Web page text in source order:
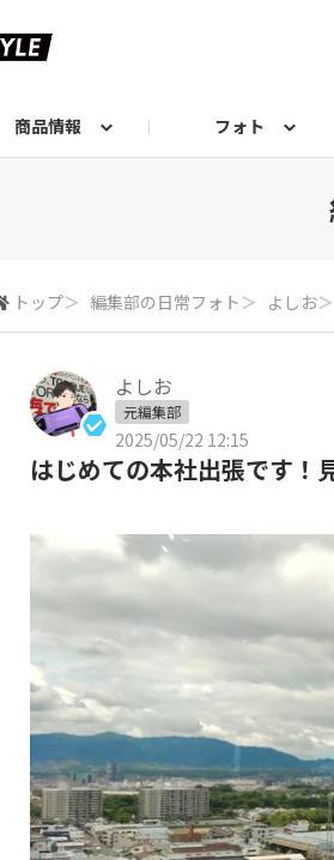
商品情報 フォト
トップ＞ 編集部の日常フォト ＞ よしお＞
よしお
元編集部
2025/05/22 12:15
はじめての本社出張です！